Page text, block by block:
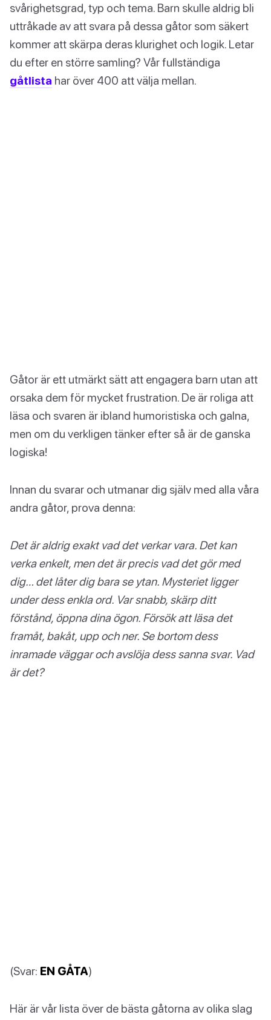
svårighetsgrad, typ och tema. Barn skulle aldrig bli
uttråkade av att svara på dessa gåtor som säkert
kommer att skärpa deras klurighet och logik. Letar
du efter en större samling? Vår fullständiga
gåtlista har över 400 att välja mellan.
Gåtor är ett utmärkt sätt att engagera barn utan att
orsaka dem för mycket frustration. De är roliga att
läsa och svaren är ibland humoristiska och galna,
men om du verkligen tänker efter så är de ganska
logiska!
Innan du svarar och utmanar dig själv med alla våra
andra gåtor, prova denna:
Det är aldrig exakt vad det verkar vara. Det kan
verka enkelt, men det är precis vad det gör med
dig… det låter dig bara se ytan. Mysteriet ligger
under dess enkla ord. Var snabb, skärp ditt
förstånd, öppna dina ögon. Försök att läsa det
framåt, bakåt, upp och ner. Se bortom dess
inramade väggar och avslöja dess sanna svar. Vad
är det?
(Svar: EN GÅTA)
Här är vår lista över de bästa gåtorna av olika slag